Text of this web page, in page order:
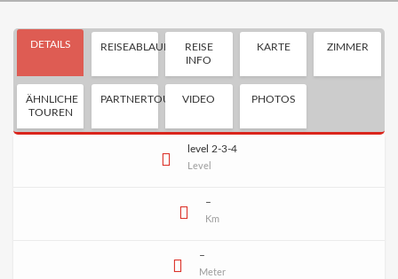
DETAILS REISEABLAUF
REISE
INFO
KARTE ZIMMER
ÄHNLICHE
TOUREN
PARTNERTOUR VIDEO PHOTOS
level 2-3-4
Level
–
Km
–
Meter